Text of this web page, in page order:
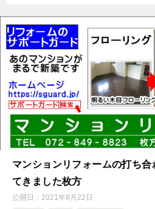
マンションリフォームの打ち
てきました枚方
公開日： 2021年8月22日